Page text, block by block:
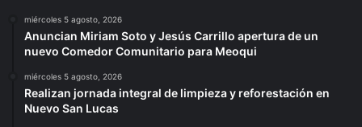
miércoles 5 agosto, 2026
Anuncian Miriam Soto y Jesús Carrillo apertura de un
nuevo Comedor Comunitario para Meoqui
miércoles 5 agosto, 2026
Realizan jornada integral de limpieza y reforestación en
Nuevo San Lucas